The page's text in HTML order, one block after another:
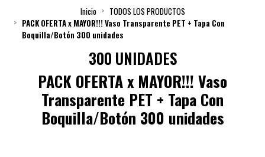
Inicio
TODOS LOS PRODUCTOS
PACK OFERTA x MAYOR!!! Vaso Transparente PET + Tapa Con
Boquilla/Botón 300 unidades
300 UNIDADES
PACK OFERTA x MAYOR!!! Vaso
Transparente PET + Tapa Con
Boquilla/Botón 300 unidades